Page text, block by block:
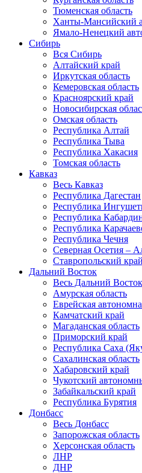
Тюменская область
Ханты-Мансийский
Ямало-Ненецкий
Сибирь
Вся Сибирь
Алтайский край
Иркутская область
Кемеровская область
Красноярский край
Новосибирская
Омская область
Республика Алтай
Республика Тыва
Республика Хакасия
Томская область
Кавказ
Весь Кавказ
Республика Дагестан
Республика
Республика
Республика
Республика Чечня
Северная Осетия –
Ставропольский край
Дальний Восток
Весь Дальний Восток
Амурская область
Еврейская
Камчатский край
Магаданская область
Приморский край
Республика Саха
Сахалинская область
Хабаровский край
Чукотский
Забайкальский край
Республика Бурятия
Донбасс
Весь Донбасс
Запорожская область
Херсонская область
ЛНР
ДНР